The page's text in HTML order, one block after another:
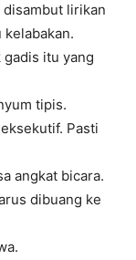
disambut lirikan
kelabakan.
gadis itu yang
tipis.
Pasti
angkat bicara.
dibuang ke